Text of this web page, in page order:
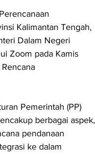
Kalimantan Tengah,
Dalam Negeri
Zoom pada Kamis
Pemerintah (PP)
berbagai aspek,
pendanaan
ke dalam